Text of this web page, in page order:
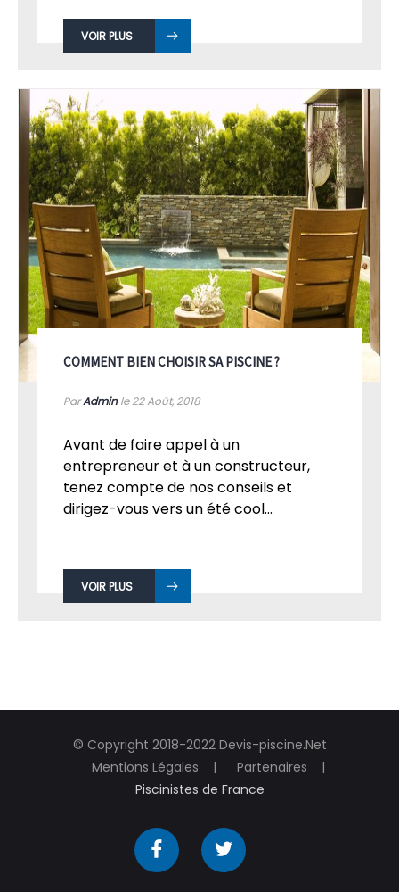
VOIR PLUS
COMMENT BIEN CHOISIR SA PISCINE ?
ParAdminle 22Août, 2018
Avant de faire appel à un
entrepreneur et à un constructeur,
tenez compte de nos conseils et
dirigez-vous vers un été cool...
VOIR PLUS
© Copyright 2018-2022 Devis-piscine.Net
Mentions Légales
Partenaires
Piscinistes de France